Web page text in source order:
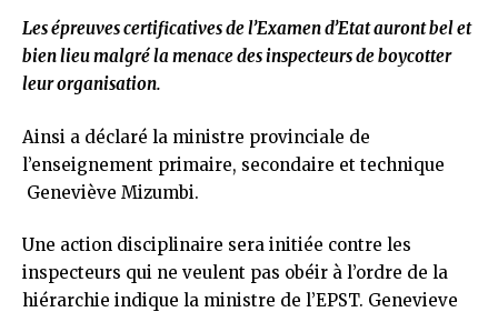
Les épreuves certificatives de l’Examen d’Etat auront bel et
bien lieu malgré la menace des inspecteurs de boycotter
leur organisation.
Ainsi a déclaré la ministre provinciale de
l’enseignement primaire, secondaire et technique
Geneviève Mizumbi.
Une action disciplinaire sera initiée contre les
inspecteurs qui ne veulent pas obéir à l’ordre de la
hiérarchie indique la ministre de l’EPST. Genevieve